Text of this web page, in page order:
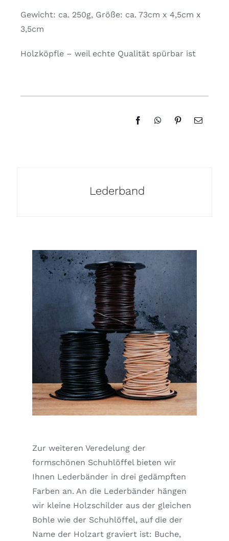
Gewicht: ca. 250g, Größe: ca. 73cm x 4,5cm x
3,5cm
Holzköpfle – weil echte Qualität spürbar ist
Lederband
Zur weiteren Veredelung der
formschönen Schuhlöffel bieten wir
Ihnen Lederbänder in drei gedämpften
Farben an. An die Lederbänder hängen
wir kleine Holzschilder aus der gleichen
Bohle wie der Schuhlöffel, auf die der
Name der Holzart graviert ist: Buche,